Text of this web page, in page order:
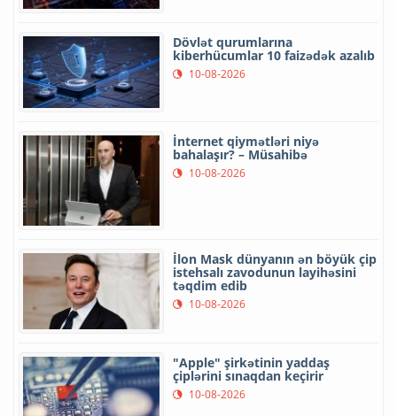
Dövlət qurumlarına
kiberhücumlar 10 faizədək azalıb
10-08-2026
İnternet qiymətləri niyə
bahalaşır? – Müsahibə
10-08-2026
İlon Mask dünyanın ən böyük çip
istehsalı zavodunun layihəsini
təqdim edib
10-08-2026
"Apple" şirkətinin yaddaş
çiplərini sınaqdan keçirir
10-08-2026